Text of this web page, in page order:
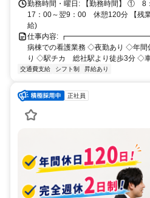
勤務時間・曜日: 【勤務時間】 ①
17：00～翌9：00 休憩120分 【残
給)
仕事内容:
病棟での看護業務 ◇夜勤あり ◇年
り ◇駅チカ 総社駅より徒歩3分
交通費支給 シフト制 昇給あり
正社員